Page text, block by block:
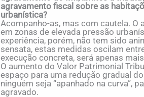
agravamento fiscal sobre as
urbanística?
Acompanho-as, mas com cautela.
em zonas de elevada pressão
experiência, porém, não tem sido
sensata, estas medidas oscilam
execução concreta, será apenas
O aumento do Valor Patrimonial
espaço para uma redução gradual
ninguém seja “apanhado na curva”,
agravado.